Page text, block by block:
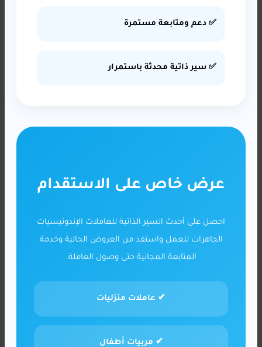
✅ دعم ومتابعة مستمرة
✅ سير ذاتية محدثة باستمرار
عرض خاص على الاستقدام
احصل على أحدث السير الذاتية للعاملات الإندونيسيات
الجاهزات للعمل واستفد من العروض الحالية وخدمة
المتابعة المجانية حتى وصول العاملة.
✔ عاملات منزليات
✔ مربيات أطفال